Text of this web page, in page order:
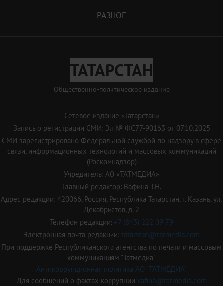
РАЗНОЕ
ТАТАРСТАН
Общественно-политическое издание
Сетевое издание «Татарстан»
Запись о регистрации СМИ: Эл № ФС77-90163 от 07.10.2025
СМИ зарегистрировано Федеральной службой по надзору в сфере
связи, информационных технологий и массовых коммуникаций
(Роскомнадзор)
Учредитель: АО «ТАТМЕДИА»
Главный редактор: Вафина Т.Н.
Адрес редакции: 420066, Россия, Республика Татарстан, г. Казань, ул.
Декабристов, д. 2
Телефон редакции: +7 (843) 222 09 79
Электронная почта редакции: tatarstan@tatmedia.com
При поддержке Республиканского агентства по печати и массовым
коммуникациям "Татмедиа"
Антикоррупционная политика АО "ТАТМЕДИА"
Для сообщений о фактах коррупции vafina@tatmedia.com